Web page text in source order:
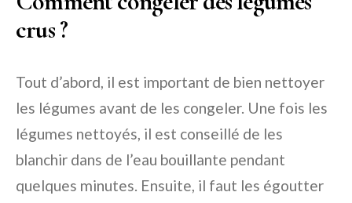
crus ?
Tout d’abord, il est important de bien nettoyer
les légumes avant de les congeler. Une fois les
légumes nettoyés, il est conseillé de les
blanchir dans de l’eau bouillante pendant
quelques minutes. Ensuite, il faut les égoutter